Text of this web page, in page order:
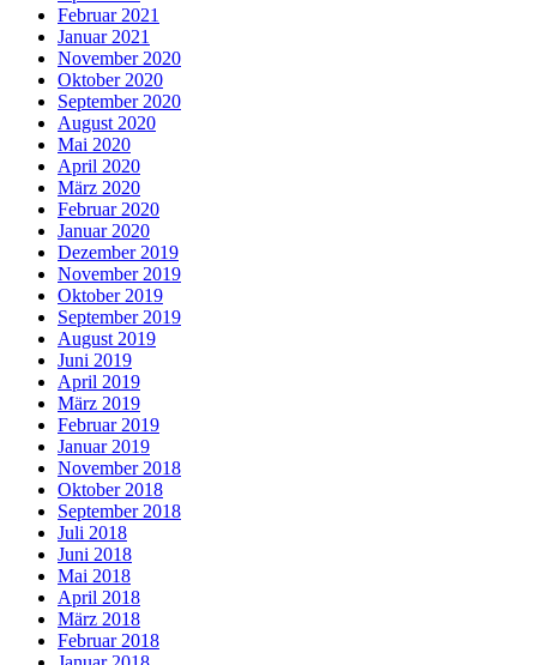
Februar 2021
Januar 2021
November 2020
Oktober 2020
September 2020
August 2020
Mai 2020
April 2020
März 2020
Februar 2020
Januar 2020
Dezember 2019
November 2019
Oktober 2019
September 2019
August 2019
Juni 2019
April 2019
März 2019
Februar 2019
Januar 2019
November 2018
Oktober 2018
September 2018
Juli 2018
Juni 2018
Mai 2018
April 2018
März 2018
Februar 2018